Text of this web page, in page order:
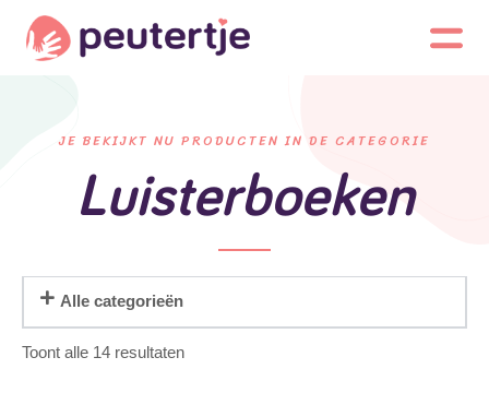
JE BEKIJKT NU PRODUCTEN IN DE CATEGORIE
Luisterboeken
Alle categorieën
Toont alle 14 resultaten